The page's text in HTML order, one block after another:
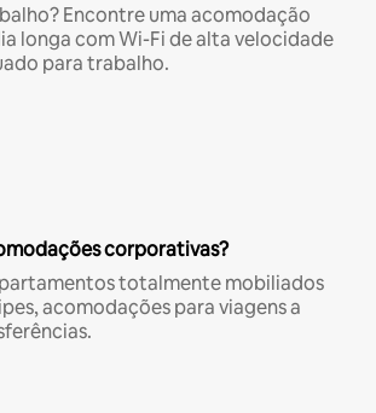
Encontre uma acomodação
longa com Wi-Fi de alta velocidade
para trabalho.
corporativas?
totalmente mobiliados
acomodações para viagens a